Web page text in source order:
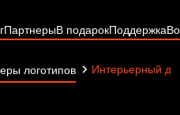
ПартнерыВ подарокПоддержка
логотипов Интерьерный